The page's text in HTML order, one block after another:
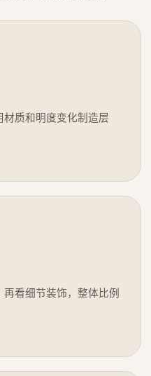
质和明度变化制造层
看细节装饰，整体比例